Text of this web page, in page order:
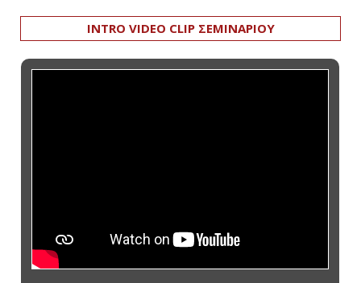
INTRO VIDEO CLIP ΣΕΜΙΝΑΡΙΟΥ